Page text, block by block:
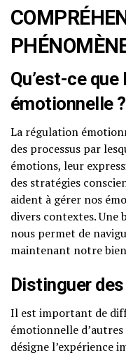
Qu’est-ce
émotionnelle ?
La régulation
des processus par
émotions, leur
des stratégies
aident à gérer nos
divers contextes.
nous permet de
maintenant notre
Distinguer
Il est important de
émotionnelle
désigne l’expérience